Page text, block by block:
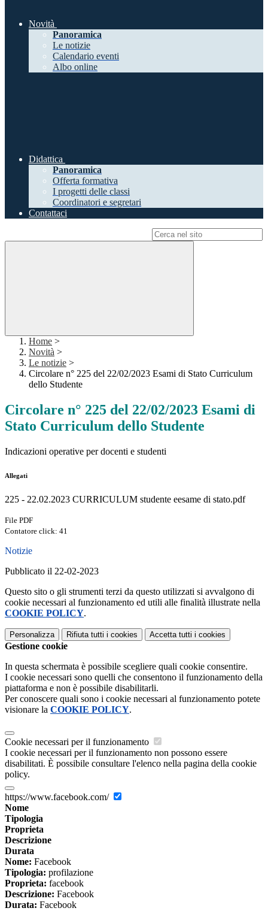
Novità
Panoramica
Le notizie
Calendario eventi
Albo online
Didattica
Panoramica
Offerta formativa
I progetti delle classi
Coordinatori e segretari
Contattaci
Home >
Novità >
Le notizie >
Circolare n° 225 del 22/02/2023 Esami di Stato Curriculum
dello Studente
Circolare n° 225 del 22/02/2023 Esami di
Stato Curriculum dello Studente
Indicazioni operative per docenti e studenti
Allegati
225 - 22.02.2023 CURRICULUM studente eesame di stato.pdf
File PDF
Contatore click: 41
Notizie
Pubblicato il 22-02-2023
Questo sito o gli strumenti terzi da questo utilizzati si avvalgono di
cookie necessari al funzionamento ed utili alle finalità illustrate nella
COOKIE POLICY.
Personalizza Rifiuta tutti i cookies Accetta tutti i cookies
Gestione cookie
In questa schermata è possibile scegliere quali cookie consentire.
I cookie necessari sono quelli che consentono il funzionamento della
piattaforma e non è possibile disabilitarli.
Per conoscere quali sono i cookie necessari al funzionamento potete
visionare la COOKIE POLICY.
Cookie necessari per il funzionamento
I cookie necessari per il funzionamento non possono essere
disabilitati. È possibile consultare l'elenco nella pagina della cookie
policy.
https://www.facebook.com/
Nome
Tipologia
Proprieta
Descrizione
Durata
Nome: Facebook
Tipologia: profilazione
Proprieta: facebook
Descrizione: Facebook
Durata: Facebook